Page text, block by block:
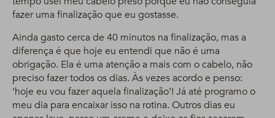
fazer uma finalização que eu gostasse.
Ainda gasto cerca de 40 minutos na finalização, mas a
diferença é que hoje eu entendi que não é uma
obrigação. Ela é uma atenção a mais com o cabelo, não
preciso fazer todos os dias. Às vezes acordo e penso:
‘hoje eu vou fazer aquela finalização’! Já até programo o
meu dia para encaixar isso na rotina. Outros dias eu